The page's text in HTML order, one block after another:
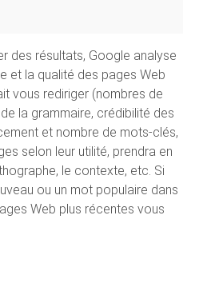
des résultats, Google analyse
et la qualité des pages Web
vous rediriger (nombres de
la grammaire, crédibilité des
et nombre de mots-clés,
selon leur utilité, prendra en
le contexte, etc. Si
ou un mot populaire dans
Web plus récentes vous